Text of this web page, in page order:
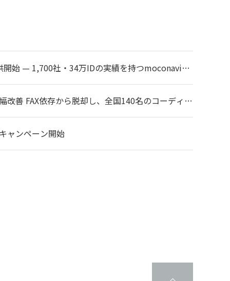
開始 — 1,700社・34万IDの実績を持つmoconaviシ
善 FAX依存から脱却し、全国140名のコーディネ
ャンペーン開始